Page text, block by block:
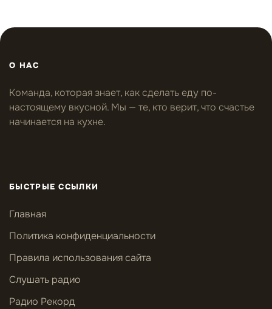
О НАС
Команда, которая знает, как сделать еду по-
настоящему вкусной. Мы — те, кто верит, что счастье
начинается на кухне.
БЫСТРЫЕ ССЫЛКИ
Главная
Политика конфиденциальности
Правила использования сайта
Слушать радио
Радио Рекорд